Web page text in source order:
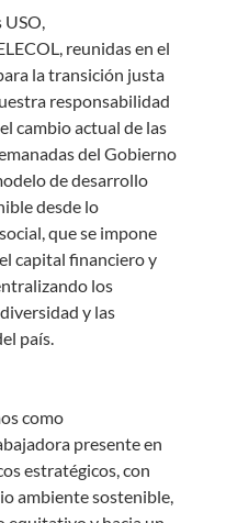
USO,
reunidas en el
la transición justa
responsabilidad
cambio actual de las
del Gobierno
de desarrollo
desde lo
que se impone
capital financiero y
los
y las
país.
como
presente en
estratégicos, con
ambiente sostenible,